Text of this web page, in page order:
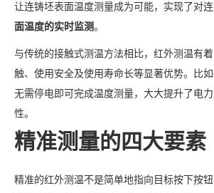
让连铸坯表面温度测量成为可能，实现了对
面温度的实时监测。
与传统的接触式测温方法相比，红外测温有
触、使用安全及使用寿命长等显著优势。比如
无需停电即可完成温度测量，大大提升了电
性。
精准测量的四大要素
精准的红外测温不是简单地指向目标按下按